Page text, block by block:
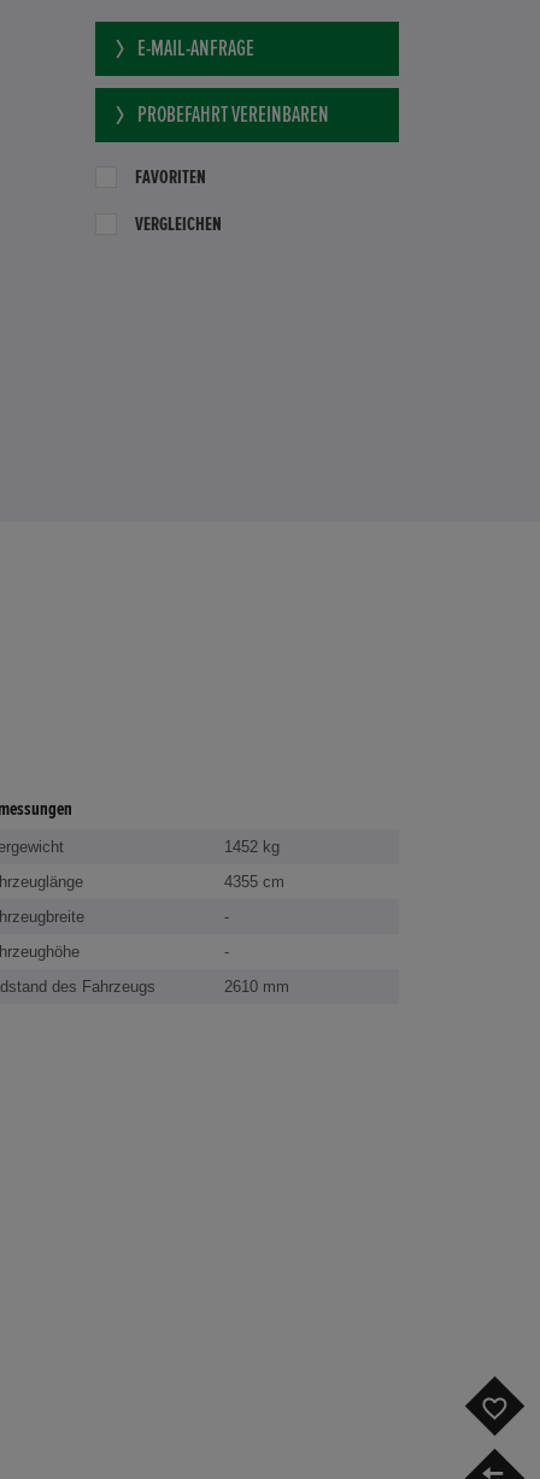
E-MAIL-ANFRAGE
PROBEFAHRT VEREINBAREN
FAVORITEN
VERGLEICHEN
1452 kg
4355 cm
-
-
des Fahrzeugs
2610 mm